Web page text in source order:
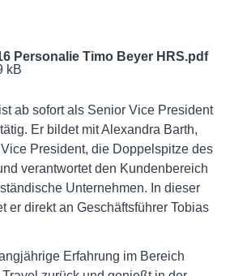
Personalie Timo Beyer HRS.pdf
kB
ab sofort als Senior Vice President
Er bildet mit Alexandra Barth,
President, die Doppelspitze des
verantwortet den Kundenbereich
Unternehmen. In dieser
er direkt an Geschäftsführer Tobias
Erfahrung im Bereich